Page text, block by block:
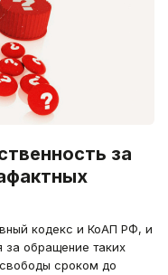
за
кодекс и КоАП РФ, и
за обращение таких
сроком до